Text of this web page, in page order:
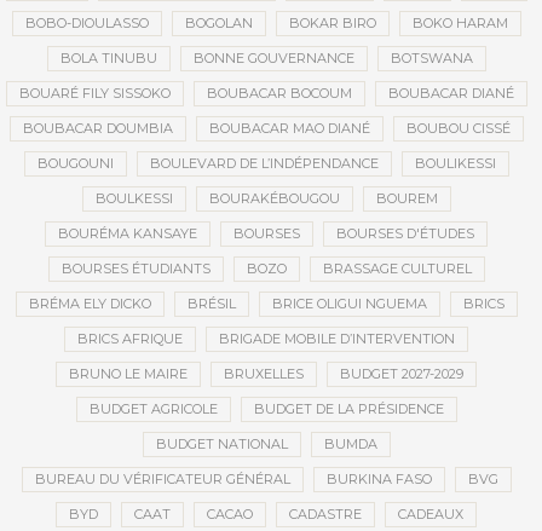
BOBO-DIOULASSO BOGOLAN BOKAR BIRO BOKO HARAM
BOLA TINUBU BONNE GOUVERNANCE BOTSWANA
BOUARÉ FILY SISSOKO BOUBACAR BOCOUM BOUBACAR DIANÉ
BOUBACAR DOUMBIA BOUBACAR MAO DIANÉ BOUBOU CISSÉ
BOUGOUNI BOULEVARD DE L’INDÉPENDANCE BOULIKESSI
BOULKESSI BOURAKÉBOUGOU BOUREM
BOURÉMA KANSAYE BOURSES BOURSES D'ÉTUDES
BOURSES ÉTUDIANTS BOZO BRASSAGE CULTUREL
BRÉMA ELY DICKO BRÉSIL BRICE OLIGUI NGUEMA BRICS
BRICS AFRIQUE BRIGADE MOBILE D’INTERVENTION
BRUNO LE MAIRE BRUXELLES BUDGET 2027-2029
BUDGET AGRICOLE BUDGET DE LA PRÉSIDENCE
BUDGET NATIONAL BUMDA
BUREAU DU VÉRIFICATEUR GÉNÉRAL BURKINA FASO BVG
BYD CAAT CACAO CADASTRE CADEAUX